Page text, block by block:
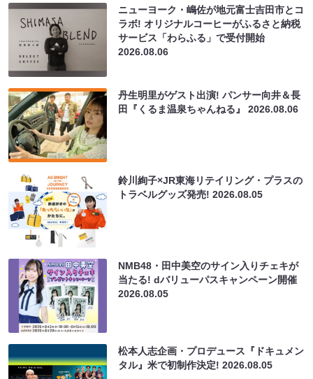
ニューヨーク・嶋佐が地元富士吉田市とコ
ラボ! オリジナルコーヒーがふるさと納税
サービス「わらふる」で受付開始
2026.08.06
丹生明里がゲスト出演! パンサー向井＆長
田『くるま温泉ちゃんねる』2026.08.06
鈴川絢子×JR東海リテイリング・プラスの
トラベルグッズ発売!2026.08.05
NMB48・田中美空のサイン入りチェキが
当たる! dバリューパスキャンペーン開催
2026.08.05
松本人志企画・プロデュース『ドキュメン
タル』米で初制作決定!2026.08.05